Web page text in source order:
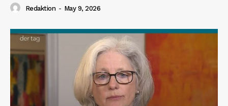
Redaktion - May 9, 2026